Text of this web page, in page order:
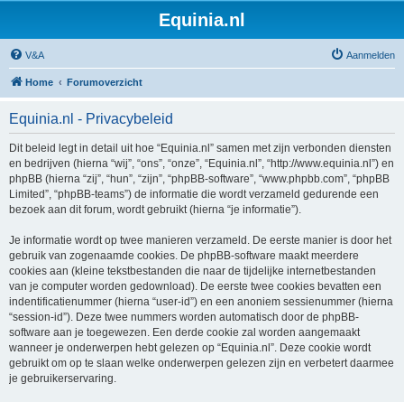
Equinia.nl
V&A Aanmelden
Home Forumoverzicht
Equinia.nl - Privacybeleid
Dit beleid legt in detail uit hoe “Equinia.nl” samen met zijn verbonden diensten
en bedrijven (hierna “wij”, “ons”, “onze”, “Equinia.nl”, “http://www.equinia.nl”) en
phpBB (hierna “zij”, “hun”, “zijn”, “phpBB-software”, “www.phpbb.com”, “phpBB
Limited”, “phpBB-teams”) de informatie die wordt verzameld gedurende een
bezoek aan dit forum, wordt gebruikt (hierna “je informatie”).
Je informatie wordt op twee manieren verzameld. De eerste manier is door het
gebruik van zogenaamde cookies. De phpBB-software maakt meerdere
cookies aan (kleine tekstbestanden die naar de tijdelijke internetbestanden
van je computer worden gedownload). De eerste twee cookies bevatten een
indentificatienummer (hierna “user-id”) en een anoniem sessienummer (hierna
“session-id”). Deze twee nummers worden automatisch door de phpBB-
software aan je toegewezen. Een derde cookie zal worden aangemaakt
wanneer je onderwerpen hebt gelezen op “Equinia.nl”. Deze cookie wordt
gebruikt om op te slaan welke onderwerpen gelezen zijn en verbetert daarmee
je gebruikerservaring.